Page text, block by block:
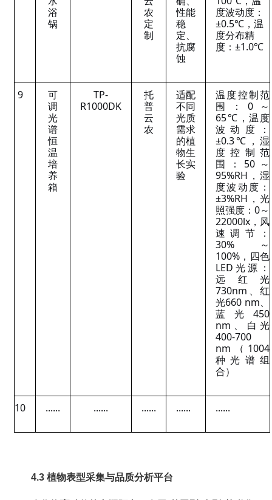
浴
锅
农
定
制
性能
稳
定、
抗腐
蚀
度波动度：
±0.5℃，温
度分布精
度：±1.0℃
9
可
调
光
谱
恒
温
培
养
箱
TP-
R1000DK
托
普
云
农
适配
不同
光质
需求
的植
物生
长实
验
温度控制范
围：0～
65℃，温度
波动度：
±0.3℃，湿
度控制范
围：50～
95%RH，湿
度波动度：
±3%RH，光
照强度：0～
22000lx，风
速调节：
30%～
100%，四色
LED光源：
远红光
730nm、红
光660 nm、
蓝光450
nm、白光
400-700
nm（1004
种光谱组
合）
10 ...... ...... ...... ...... ......
4.3 植物表型采集与品质分析平台